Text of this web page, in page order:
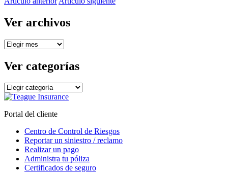
Ver archivos
Ver
Ver categorías
Ver
categorías
Portal del cliente
Centro de Control de Riesgos
Reportar un siniestro / reclamo
Realizar un pago
Administra tu póliza
Certificados de seguro